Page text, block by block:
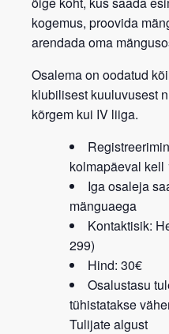
kogemus, proovida
arendada oma
Osalema on oodatud
klubilisest kuuluvusest
kõrgem kui IV liiga.
kolmapäeval kell
Iga osaleja
mänguaega
Kontaktisik:
299)
Hind: 30€
Osalustasu
tühistatakse
Tulijate algust